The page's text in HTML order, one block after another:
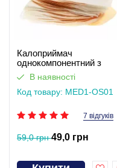
Калоприймач
однокомпонентний з
фільтром, закритого типу
Med1
В наявності
Код товару: MED1-OS01
7 відгуків
59,0 грн49,0 грн